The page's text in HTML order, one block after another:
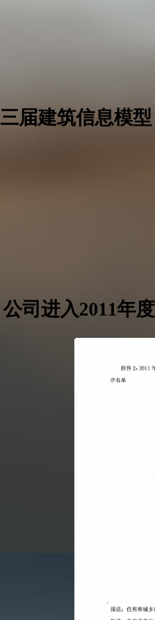
届建筑信息模
公司进入2011年